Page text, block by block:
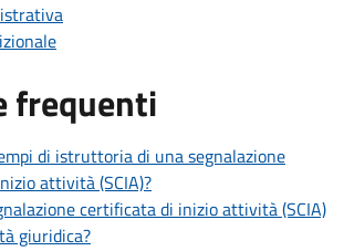
frequenti
di istruttoria di una segnalazione
attività (SCIA)?
certificata di inizio attività (SCIA)
giuridica?